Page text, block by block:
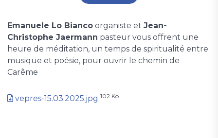
Emanuele Lo Bianco organiste et Jean-
Christophe Jaermann pasteur vous offrent une
heure de méditation, un temps de spiritualité entre
musique et poésie, pour ouvrir le chemin de
Carême
vepres-15.03.2025.jpg 102 Ko